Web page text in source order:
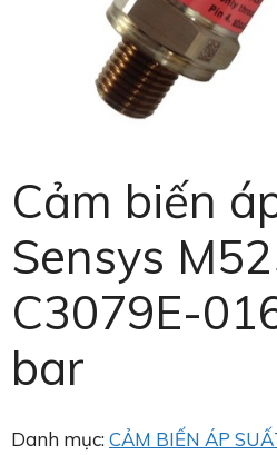
Cảm biến
Sensys
C3079E-
bar
Danh mục:CẢM BIẾN ÁP